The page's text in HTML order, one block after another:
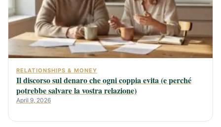
RELATIONSHIPS & MONEY
Il discorso sul denaro che ogni coppia evita (e perché
potrebbe salvare la vostra relazione)
April 9, 2026